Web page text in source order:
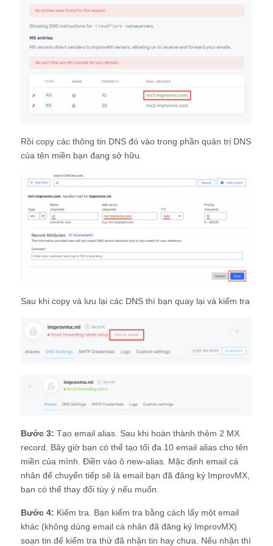
Rồi copy các thông tin DNS đó vào trong phần quản trị DNS
của tên miền bạn đang sở hữu.
Sau khi copy và lưu lại các DNS thì bạn quay lại và kiểm tra
Bước 3: Tạo email alias. Sau khi hoàn thành thêm 2 MX
record. Bây giờ bạn có thể tạo tối đa 10 email alias cho tên
miền của mình. Điền vào ô new-alias. Mặc định email cá
nhân để chuyển tiếp sẽ là email bạn đã đăng ký ImprovMX,
bạn có thể thay đổi tùy ý nếu muốn.
Bước 4: Kiểm tra. Bạn kiểm tra bằng cách lấy một email
khác (không dùng email cá nhân đã đăng ký ImprovMX)
soạn tin để kiểm tra thử đã nhận tin hay chưa. Nếu nhận thì